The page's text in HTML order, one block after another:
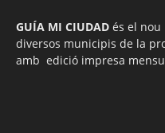
GUÍA MI CIUDAD és el
diversos municipis de la
amb edició impresa